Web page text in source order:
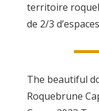
territoire
de 2/3
The beautiful
Roquebrune